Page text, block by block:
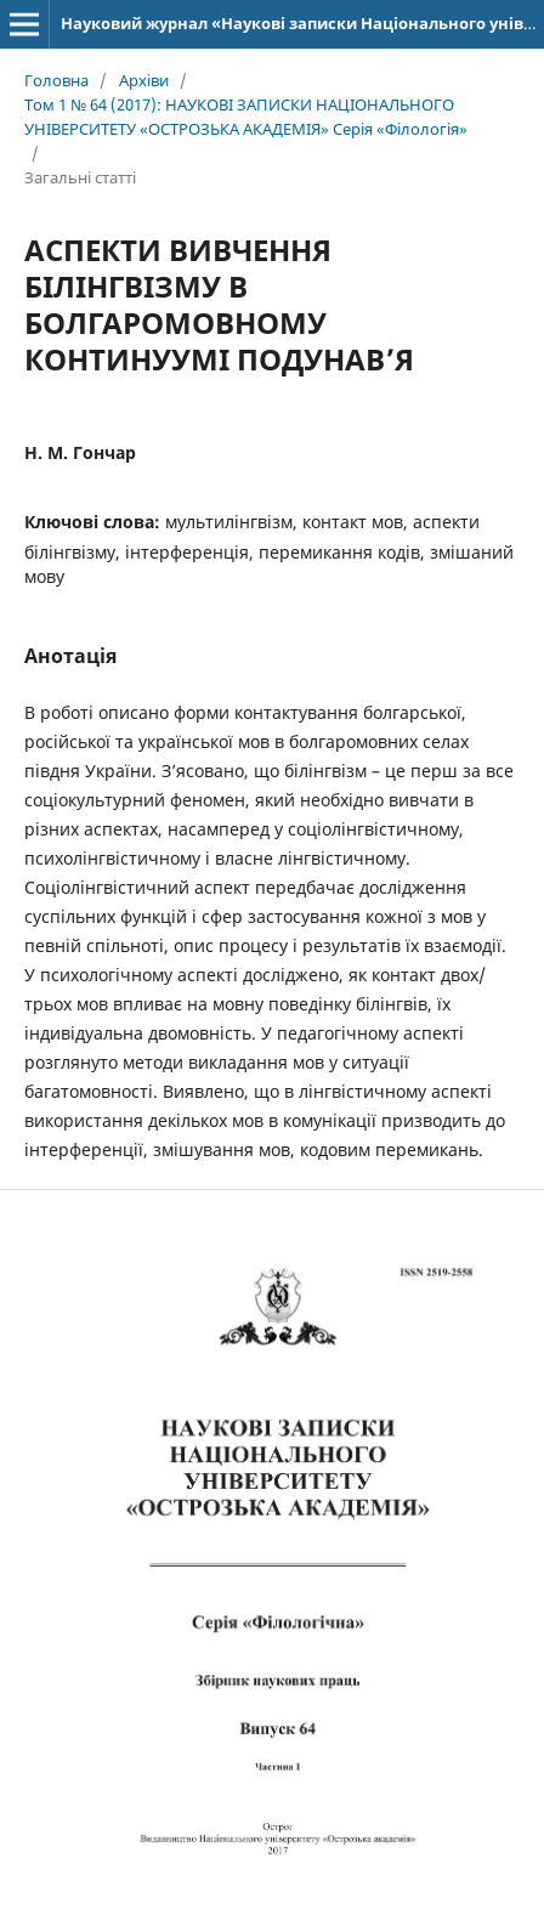
Науковий журнал «Наукові записки Національного університету «Острозька академія»: серія «Філологія»
Головна / Архіви /
Том 1 № 64 (2017): НАУКОВІ ЗАПИСКИ НАЦІОНАЛЬНОГО
УНІВЕРСИТЕТУ «ОСТРОЗЬКА АКАДЕМІЯ» Серія «Філологія»
/
Загальні статті
АСПЕКТИ ВИВЧЕННЯ
БІЛІНГВІЗМУ В
БОЛГАРОМОВНОМУ
КОНТИНУУМІ ПОДУНАВ’Я
Н. М. Гончар
Ключові слова: мультилінгвізм, контакт мов, аспекти
білінгвізму, інтерференція, перемикання кодів, змішаний
мову
Анотація
В роботі описано форми контактування болгарської,
російської та української мов в болгаромовних селах
півдня України. З’ясовано, що білінгвізм – це перш за все
соціокультурний феномен, який необхідно вивчати в
різних аспектах, насамперед у соціолінгвістичному,
психолінгвістичному і власне лінгвістичному.
Соціолінгвістичний аспект передбачає дослідження
суспільних функцій і сфер застосування кожної з мов у
певній спільноті, опис процесу і результатів їх взаємодії.
У психологічному аспекті досліджено, як контакт двох/
трьох мов впливає на мовну поведінку білінгвів, їх
індивідуальна двомовність. У педагогічному аспекті
розглянуто методи викладання мов у ситуації
багатомовності. Виявлено, що в лінгвістичному аспекті
використання декількох мов в комунікації призводить до
інтерференції, змішування мов, кодовим перемикань.